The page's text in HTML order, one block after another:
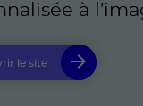
à
le site